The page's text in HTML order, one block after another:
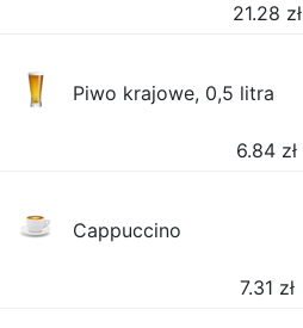
21.28 zł
Piwo krajowe, 0,5 litra
6.84 zł
Cappuccino
7.31 zł